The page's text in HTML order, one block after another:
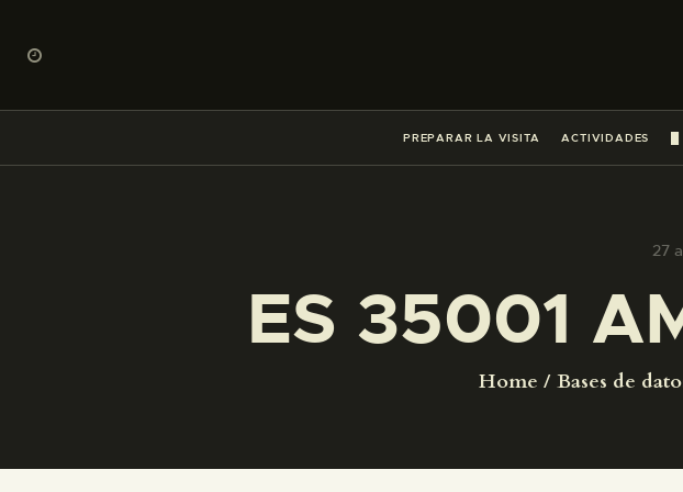
PREPARAR LA VISITA ACTIVIDADES
27
ES 35001
Home Bases de
PREPARAR LA
ACTIVIDADES
█
COLECCIONES
DIDÁCTICA